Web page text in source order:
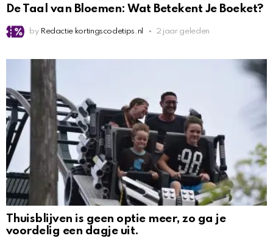
De Taal van Bloemen: Wat Betekent Je Boeket?
by Redactie kortingscodetips.nl 2 jaar geleden
Thuisblijven is geen optie meer, zo ga je
voordelig een dagje uit.